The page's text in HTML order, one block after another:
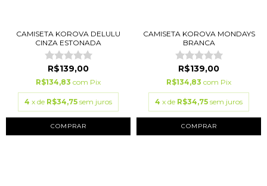
CAMISETA KOROVA DELULU
CINZA ESTONADA
R$139,00
R$134,83 com Pix
4 x de R$34,75 sem juros
COMPRAR
CAMISETA KOROVA MONDAYS
BRANCA
R$139,00
R$134,83 com Pix
4 x de R$34,75 sem juros
COMPRAR